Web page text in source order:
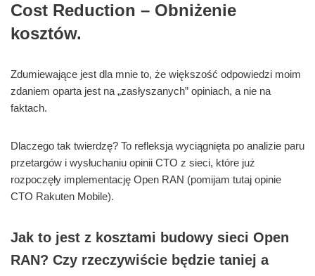
Cost Reduction – Obniżenie
kosztów.
Zdumiewające jest dla mnie to, że większość odpowiedzi moim
zdaniem oparta jest na „zasłyszanych” opiniach, a nie na
faktach.
Dlaczego tak twierdzę? To refleksja wyciągnięta po analizie paru
przetargów i wysłuchaniu opinii CTO z sieci, które już
rozpoczęły implementację Open RAN (pomijam tutaj opinie
CTO Rakuten Mobile).
Jak to jest z kosztami budowy sieci Open
RAN? Czy rzeczywiście będzie taniej a